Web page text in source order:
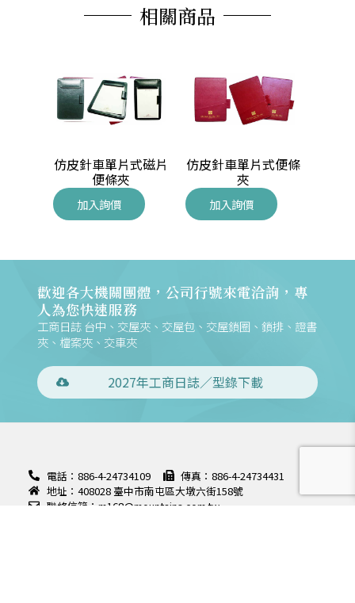
相關商品
仿皮針車單片式磁片
便條夾
加入詢價
仿皮針車單片式便條
夾
加入詢價
歡迎各大機關團體，公司行號來電洽詢，專
人為您快速服務
工商日誌 台中、交屋夾、交屋包、交屋鎖圈、鎖排、證書
夾、檔案夾、交車夾
2027年工商日誌／型錄下載
電話：886-4-24734109
傳真：886-4-24734431
地址：408028 臺中市南屯區大墩六街158號
聯絡信箱：m168@mountains.com.tw